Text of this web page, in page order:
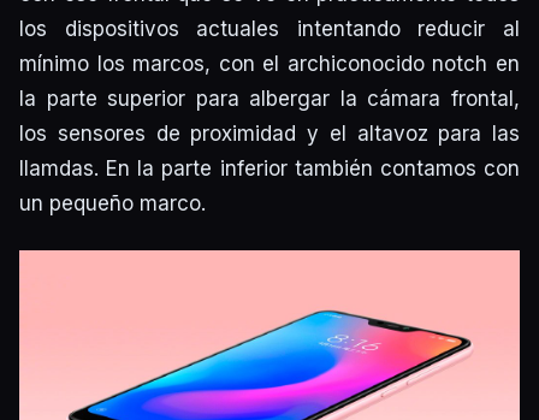
los dispositivos actuales intentando reducir al
mínimo los marcos, con el archiconocido notch en
la parte superior para albergar la cámara frontal,
los sensores de proximidad y el altavoz para las
llamdas. En la parte inferior también contamos con
un pequeño marco.